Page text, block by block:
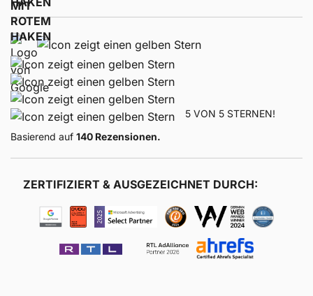
5 VON 5 STERNEN!
Basierend auf 140 Rezensionen.
ZERTIFIZIERT & AUSGEZEICHNET DURCH: